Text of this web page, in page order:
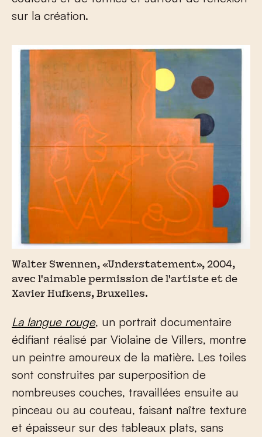
sur la création.
Walter Swennen, «Understatement», 2004,
avec l'aimable permission de l'artiste et de
Xavier Hufkens, Bruxelles.
La langue rouge, un portrait documentaire
édifiant réalisé par Violaine de Villers, montre
un peintre amoureux de la matière. Les toiles
sont construites par superposition de
nombreuses couches, travaillées ensuite au
pinceau ou au couteau, faisant naître texture
et épaisseur sur des tableaux plats, sans